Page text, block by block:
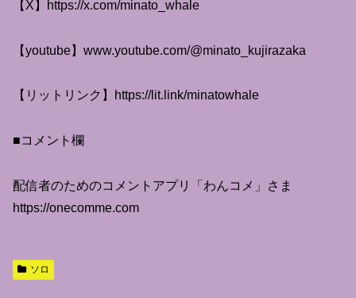
【X】https://x.com/minato_whale
【youtube】www.youtube.com/@minato_kujirazaka
【リットリンク】https://lit.link/minatowhale
■コメント欄
配信者のためのコメントアプリ「わんコメ」さま
https://onecomme.com
ソロ